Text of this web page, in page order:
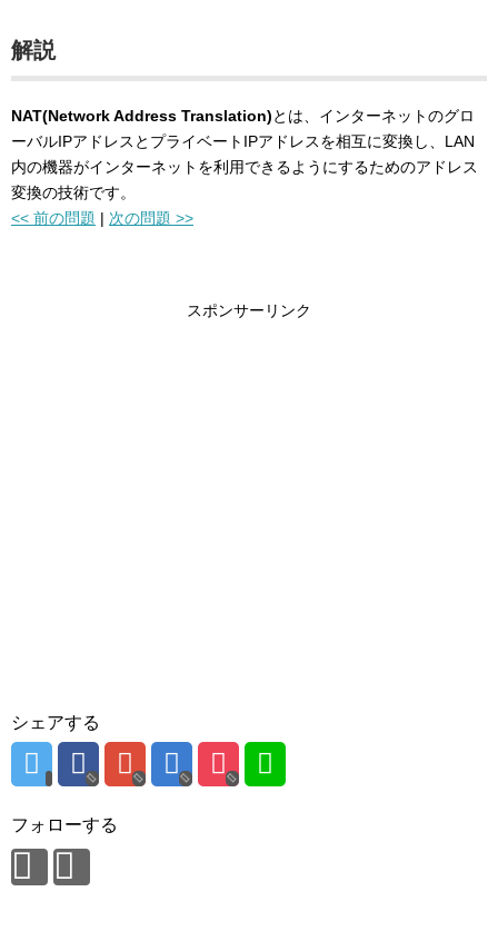
解説
NAT(Network Address Translation)とは、インターネットのグロ
ーバルIPアドレスとプライベートIPアドレスを相互に変換し、LAN
内の機器がインターネットを利用できるようにするためのアドレス
変換の技術です。
<< 前の問題 | 次の問題 >>
スポンサーリンク
シェアする
フォローする